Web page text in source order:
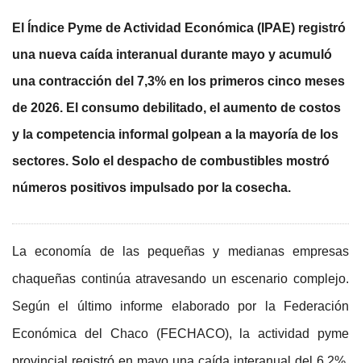
El Índice Pyme de Actividad Económica (IPAE) registró
una nueva caída interanual durante mayo y acumuló
una contracción del 7,3% en los primeros cinco meses
de 2026. El consumo debilitado, el aumento de costos
y la competencia informal golpean a la mayoría de los
sectores. Solo el despacho de combustibles mostró
números positivos impulsado por la cosecha.
La economía de las pequeñas y medianas empresas
chaqueñas continúa atravesando un escenario complejo.
Según el último informe elaborado por la Federación
Económica del Chaco (FECHACO), la actividad pyme